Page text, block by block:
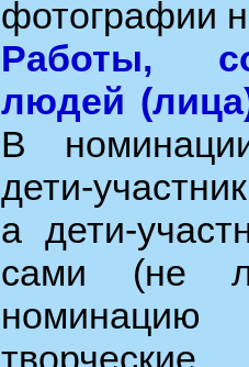
фотографии
Работы,
людей
В
дети-
а дети-
сами (не